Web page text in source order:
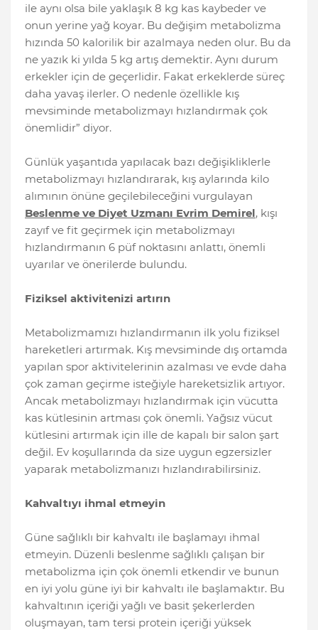
ile aynı olsa bile yaklaşık 8 kg kas kaybeder ve
onun yerine yağ koyar. Bu değişim metabolizma
hızında 50 kalorilik bir azalmaya neden olur. Bu da
ne yazık ki yılda 5 kg artış demektir. Aynı durum
erkekler için de geçerlidir. Fakat erkeklerde süreç
daha yavaş ilerler. O nedenle özellikle kış
mevsiminde metabolizmayı hızlandırmak çok
önemlidir” diyor.
Günlük yaşantıda yapılacak bazı değişikliklerle
metabolizmayı hızlandırarak, kış aylarında kilo
alımının önüne geçilebileceğini vurgulayan
Beslenme ve Diyet Uzmanı Evrim Demirel, kışı
zayıf ve fit geçirmek için metabolizmayı
hızlandırmanın 6 püf noktasını anlattı, önemli
uyarılar ve önerilerde bulundu.
Fiziksel aktivitenizi artırın
Metabolizmamızı hızlandırmanın ilk yolu fiziksel
hareketleri artırmak. Kış mevsiminde dış ortamda
yapılan spor aktivitelerinin azalması ve evde daha
çok zaman geçirme isteğiyle hareketsizlik artıyor.
Ancak metabolizmayı hızlandırmak için vücutta
kas kütlesinin artması çok önemli. Yağsız vücut
kütlesini artırmak için ille de kapalı bir salon şart
değil. Ev koşullarında da size uygun egzersizler
yaparak metabolizmanızı hızlandırabilirsiniz.
Kahvaltıyı ihmal etmeyin
Güne sağlıklı bir kahvaltı ile başlamayı ihmal
etmeyin. Düzenli beslenme sağlıklı çalışan bir
metabolizma için çok önemli etkendir ve bunun
en iyi yolu güne iyi bir kahvaltı ile başlamaktır. Bu
kahvaltının içeriği yağlı ve basit şekerlerden
oluşmayan, tam tersi protein içeriği yüksek